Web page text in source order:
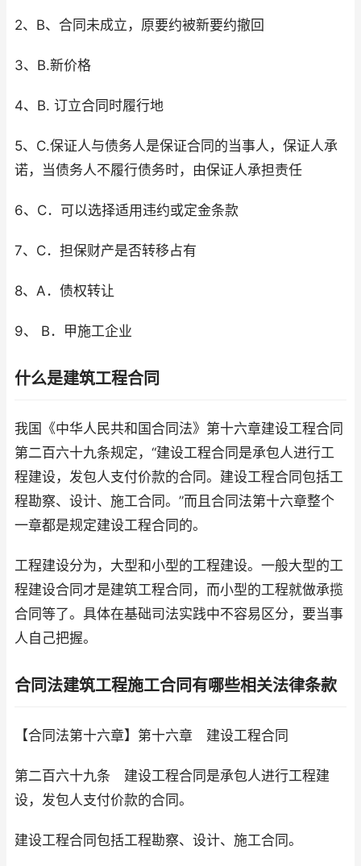
2、B、合同未成立，原要约被新要约撤回
3、B.新价格
4、B. 订立合同时履行地
5、C.保证人与债务人是保证合同的当事人，保证人承
诺，当债务人不履行债务时，由保证人承担责任
6、C．可以选择适用违约或定金条款
7、C．担保财产是否转移占有
8、A．债权转让
9、 B．甲施工企业
什么是建筑工程合同
我国《中华人民共和国合同法》第十六章建设工程合同
第二百六十九条规定，“建设工程合同是承包人进行工
程建设，发包人支付价款的合同。建设工程合同包括工
程勘察、设计、施工合同。”而且合同法第十六章整个
一章都是规定建设工程合同的。
工程建设分为，大型和小型的工程建设。一般大型的工
程建设合同才是建筑工程合同，而小型的工程就做承揽
合同等了。具体在基础司法实践中不容易区分，要当事
人自己把握。
合同法建筑工程施工合同有哪些相关法律条款
【合同法第十六章】第十六章 建设工程合同
第二百六十九条 建设工程合同是承包人进行工程建
设，发包人支付价款的合同。
建设工程合同包括工程勘察、设计、施工合同。